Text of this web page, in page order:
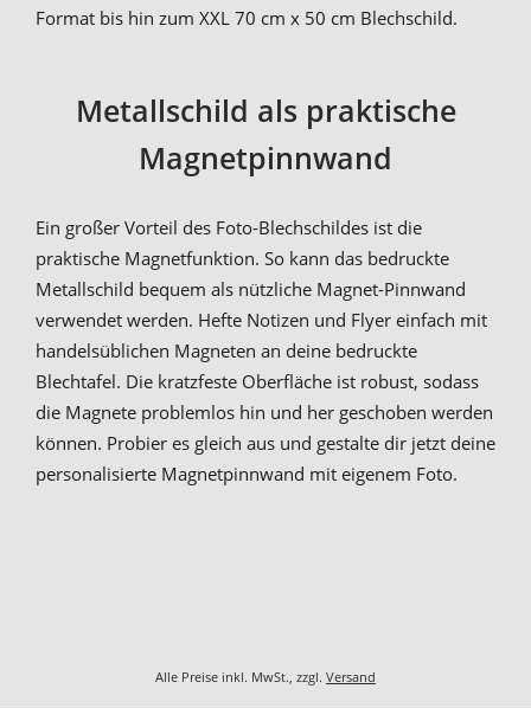
Format bis hin zum XXL 70 cm x 50 cm Blechschild.
Metallschild als praktische
Magnetpinnwand
Ein großer Vorteil des Foto-Blechschildes ist die
praktische Magnetfunktion. So kann das bedruckte
Metallschild bequem als nützliche Magnet-Pinnwand
verwendet werden. Hefte Notizen und Flyer einfach mit
handelsüblichen Magneten an deine bedruckte
Blechtafel. Die kratzfeste Oberfläche ist robust, sodass
die Magnete problemlos hin und her geschoben werden
können. Probier es gleich aus und gestalte dir jetzt deine
personalisierte Magnetpinnwand mit eigenem Foto.
Alle Preise inkl. MwSt., zzgl. Versand